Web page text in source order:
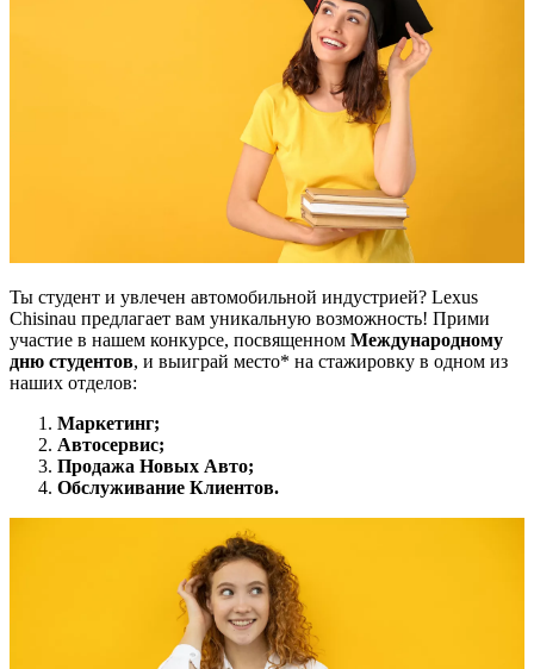
Ты студент и увлечен автомобильной индустрией? Lexus
Chisinau предлагает вам уникальную возможность! Прими
участие в нашем конкурсе, посвященном Международному
дню студентов, и выиграй место* на стажировку в одном из
наших отделов:
Маркетинг;
Автосервис;
Продажа Новых Авто;
Обслуживание Клиентов.